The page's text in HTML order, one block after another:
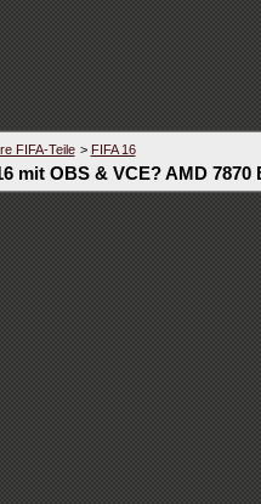
FIFA-Teile > FIFA 16
mit OBS & VCE? AMD